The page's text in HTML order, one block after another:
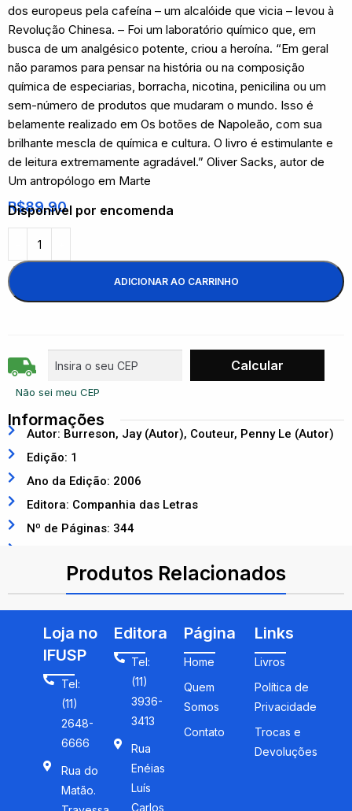
dos europeus pela cafeína – um alcalóide que vicia – levou à
Revolução Chinesa. – Foi um laboratório químico que, em
busca de um analgésico potente, criou a heroína. “Em geral
não paramos para pensar na história ou na composição
química de especiarias, borracha, nicotina, penicilina ou um
sem-número de produtos que mudaram o mundo. Isso é
belamente realizado em Os botões de Napoleão, com sua
brilhante mescla de química e cultura. O livro é estimulante e
de leitura extremamente agradável.” Oliver Sacks, autor de
Um antropólogo em Marte
R$89,90
Disponível por encomenda
ADICIONAR AO CARRINHO
Não sei meu CEP
Informações
Autor: Burreson, Jay (Autor), Couteur, Penny Le (Autor)
Edição: 1
Ano da Edição: 2006
Editora: Companhia das Letras
Nº de Páginas: 344
Produtos Relacionados
Loja no
IFUSP
Tel:
(11)
2648-
6666
Rua do
Matão.
Editora
Tel:
(11)
3936-
3413
Rua
Enéias
Luís
Carlos
Página
Home
Quem
Somos
Contato
Links
Livros
Política de
Privacidade
Trocas e
Devoluções